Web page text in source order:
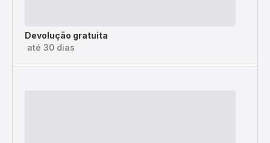
Devolução gratuita
até 30 dias